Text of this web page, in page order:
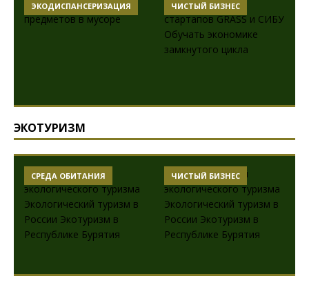
ЭКОДИСПАНСЕРИЗАЦИЯ ЧИСТЫЙ БИЗНЕС
ЭКОТУРИЗМ
СРЕДА ОБИТАНИЯ ЧИСТЫЙ БИЗНЕС